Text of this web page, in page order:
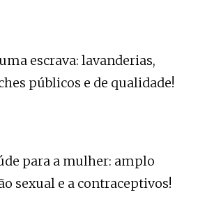
escrava: lavanderias,
públicos e de qualidade!
para a mulher: amplo
sexual e a contraceptivos!